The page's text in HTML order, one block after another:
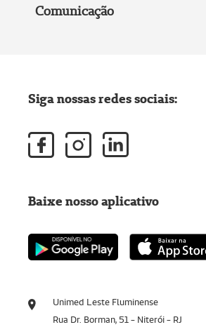
Comunicação
Unimed Leste Fluminense
Rua Dr. Borman, 51 - Niterói - RJ
Siga nossas redes sociais:
Baixe nosso aplicativo